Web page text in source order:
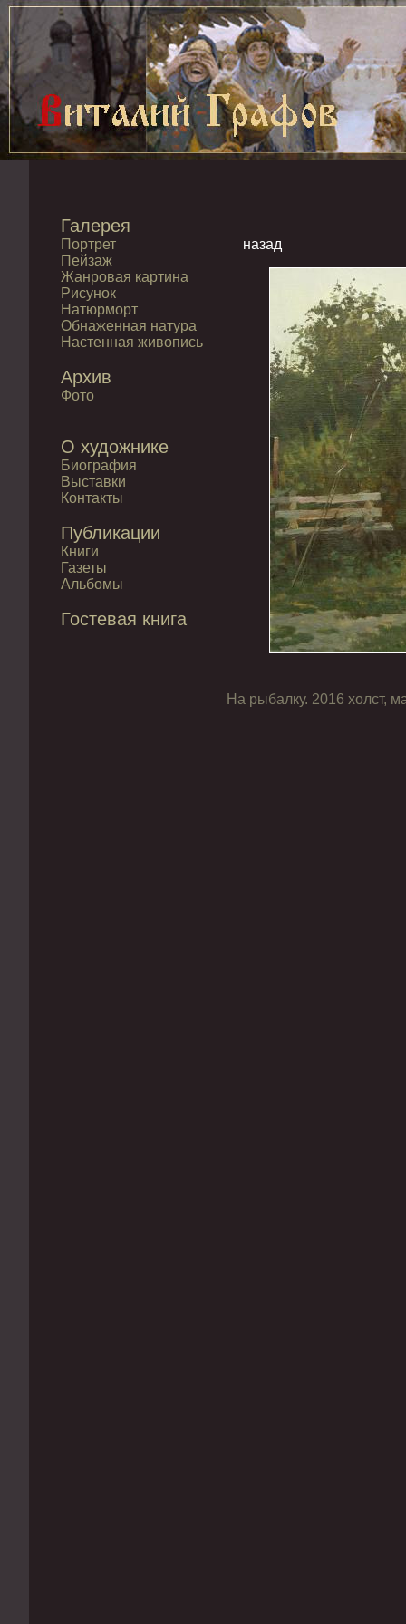
Галерея
Портрет
Пейзаж
Жанровая картина
Рисунок
Натюрморт
Обнаженная натура
Настенная живопись
Архив
Фото
О художнике
Биография
Выставки
Контакты
Публикации
Книги
Газеты
Альбомы
Гостевая книга
назад
На рыбалку. 2016 холст,